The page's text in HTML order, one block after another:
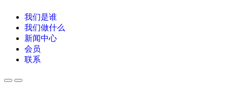
我们是谁
我们做什么
新闻中心
会员
联系